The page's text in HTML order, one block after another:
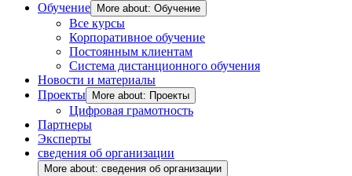
Обучение
More about: Обучение
Все курсы
Корпоративное обучение
Постоянным клиентам
Система дистанционного обучения
Новости и материалы
Проекты
More about: Проекты
Цифровая грамотность
Партнеры
Эксперты
сведения об организации
More about: сведения об организации